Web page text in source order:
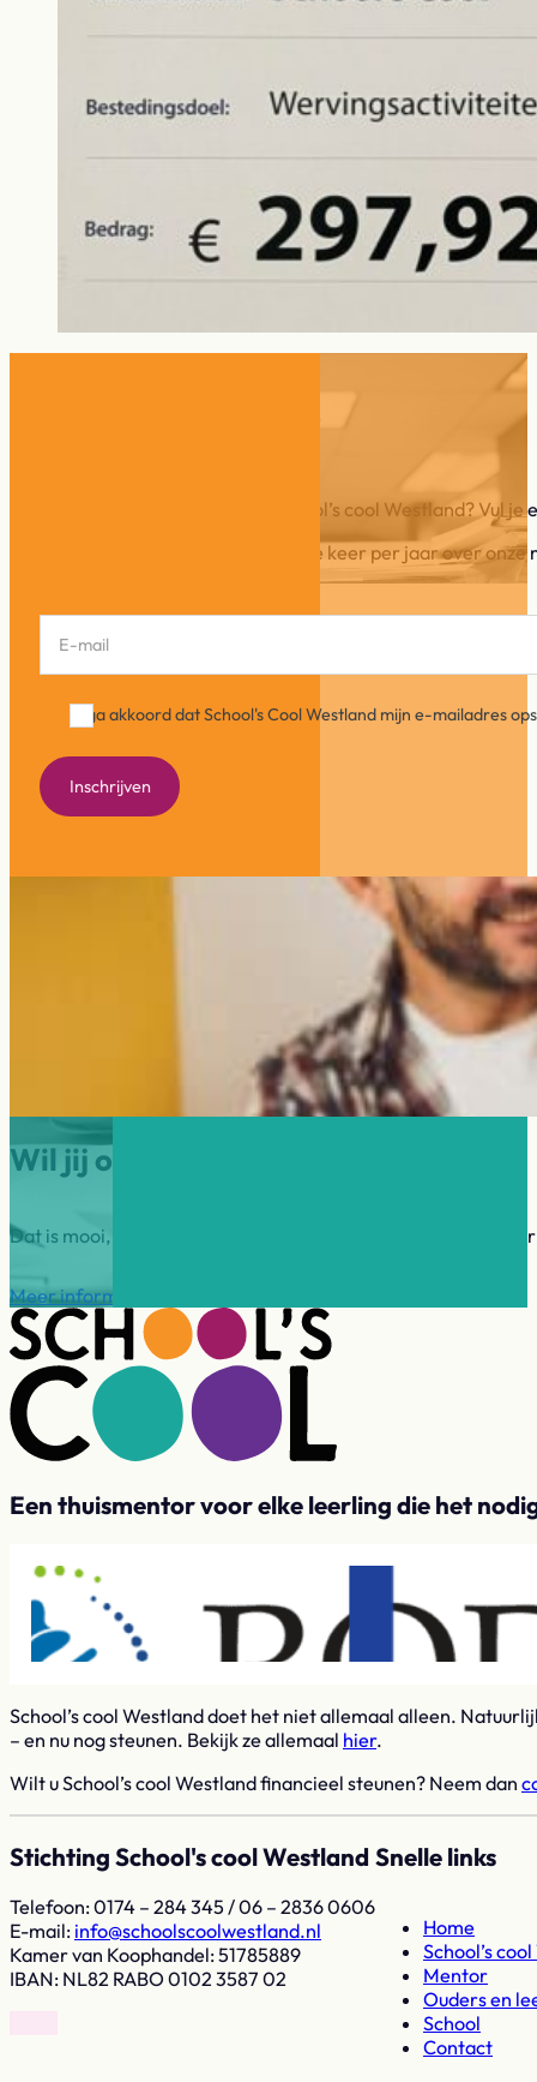
Wil je op de hoogte blijven van School’s cool Westland? Vul
In onze Info-flits schrijven wij ca. drie keer per jaar over
Ik ga akkoord dat School's Cool Westland mijn e-mailadres
Inschrijven
Wil jij ook mentor worden?
Dat is mooi, want School’s cool Westland zoekt mentoren
Meer informatie
Een thuismentor voor elke leerling die het
School’s cool Westland doet het niet allemaal alleen.
– en nu nog steunen. Bekijk ze allemaal hier.
Wilt u School’s cool Westland financieel steunen? Neem dan
Stichting School's cool Westland
Telefoon: 0174 – 284 345 / 06 – 2836 0606
E-mail: ln.dnaltsewloocsloohcs@ofni
Kamer van Koophandel: 51785889
IBAN: NL82 RABO 0102 3587 02
Snelle links
Home
School’s
Mentor
Ouders en
School
Contact